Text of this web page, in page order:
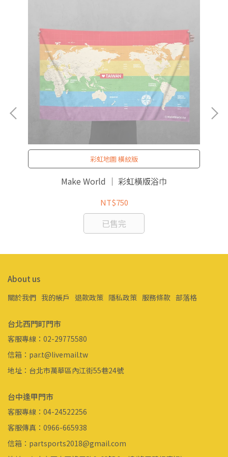
彩虹地圖 橫紋版
Make World ｜ 彩虹橫版浴巾
NT$750
已售完
About us
關於我們 我的帳戶 退款政策 隱私政策 服務條款 部落格
台北西門町門市
客服專線：02-29775580
信箱：par.t@livemail.tw
地址：台北市萬華區內江街55巷24號
台中逢甲門市
客服專線：04-24522256
客服傳真：0966-665938
信箱：partsports2018@gmail.com